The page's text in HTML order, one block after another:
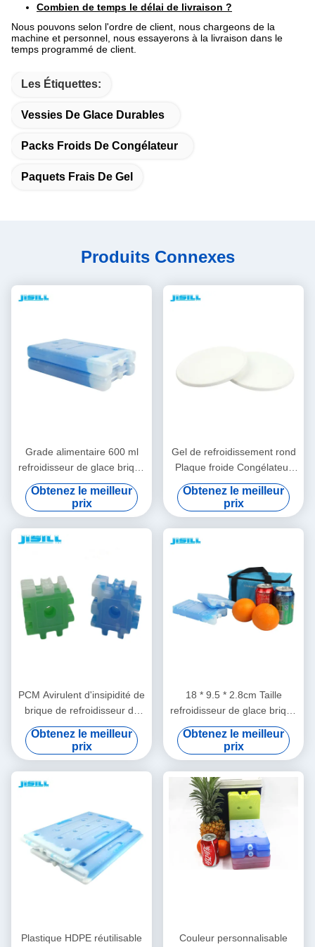
Combien de temps le délai de livraison ?
Nous pouvons selon l'ordre de client, nous chargeons de la
machine et personnel, nous essayerons à la livraison dans le
temps programmé de client.
Les Étiquettes:
Vessies De Glace Durables
Packs Froids De Congélateur
Paquets Frais De Gel
Produits Connexes
Grade alimentaire 600 ml
refroidisseur de glace brique
non caustique pour le
transport par chaîne froide
pour les aliments surgelés
Obtenez le meilleur
prix
Gel de refroidissement rond
Plaque froide Congélateur
pour fruits et aliments Frais,
contenant 860 ml Pour
aliments congelés
Obtenez le meilleur
prix
PCM Avirulent d'insipidité de
brique de refroidisseur de
glace de puzzle de W à
l'intérieur de matériel pour
des boissons d'aliments
surgelés
Obtenez le meilleur
prix
18 * 9.5 * 2.8cm Taille
refroidisseur de glace brique
pour l'isolation refroidisseur
de boîtes de différentes
couleurs pour les aliments
surgelés
Obtenez le meilleur
prix
Plastique HDPE réutilisable
Couleur personnalisable